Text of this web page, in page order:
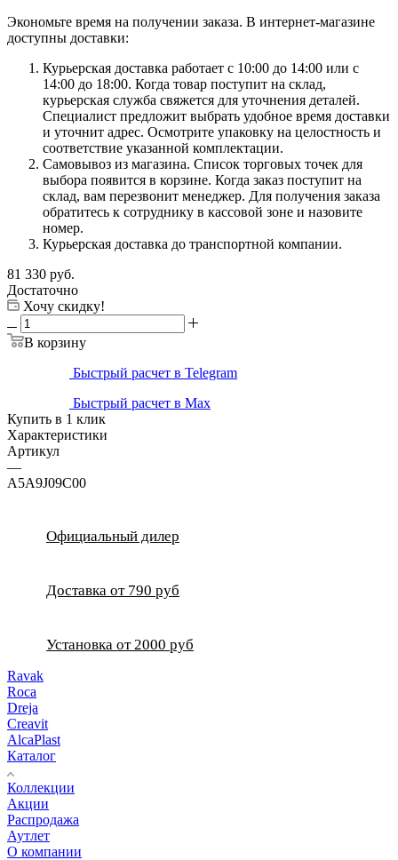
Экономьте время на получении заказа. В интернет-магазине
доступны доставки:
Курьерская доставка работает с 10:00 до 14:00 или с
14:00 до 18:00. Когда товар поступит на склад,
курьерская служба свяжется для уточнения деталей.
Специалист предложит выбрать удобное время доставки
и уточнит адрес. Осмотрите упаковку на целостность и
соответствие указанной комплектации.
Самовывоз из магазина. Список торговых точек для
выбора появится в корзине. Когда заказ поступит на
склад, вам перезвонит менеджер. Для получения заказа
обратитесь к сотруднику в кассовой зоне и назовите
номер.
Курьерская доставка до транспортной компании.
81 330 руб.
Достаточно
Хочу скидку!
В корзину
Быстрый расчет в Telegram
Быстрый расчет в Max
Купить в 1 клик
Характеристики
Артикул
—
A5A9J09C00
Официальный дилер
Доставка от 790 руб
Установка от 2000 руб
Ravak
Roca
Dreja
Creavit
AlcaPlast
Каталог
Коллекции
Акции
Распродажа
Аутлет
О компании